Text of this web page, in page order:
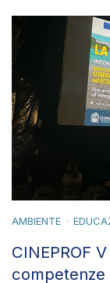
AMBIENTE
CINEPROF
competenze